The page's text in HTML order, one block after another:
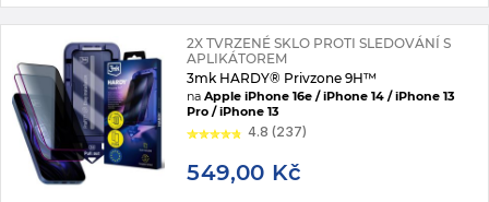
2X TVRZENÉ SKLO PROTI SLEDOVÁNÍ S
APLIKÁTOREM
3mk HARDY® Privzone 9H™
naApple iPhone 16e / iPhone 14 / iPhone 13
Pro / iPhone 13
4.8 (237)
549,00 Kč